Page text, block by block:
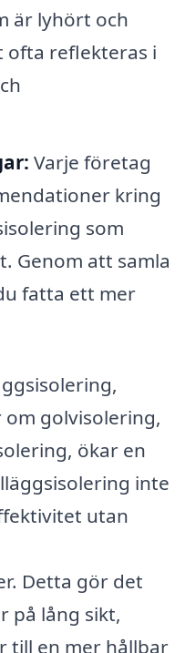
är lyhört och
ofta reflekteras i
Varje företag
kring
som
Genom att samla
fatta ett mer
golvisolering,
ökar en
inte
utan
Detta gör det
på lång sikt,
till en mer hållbar